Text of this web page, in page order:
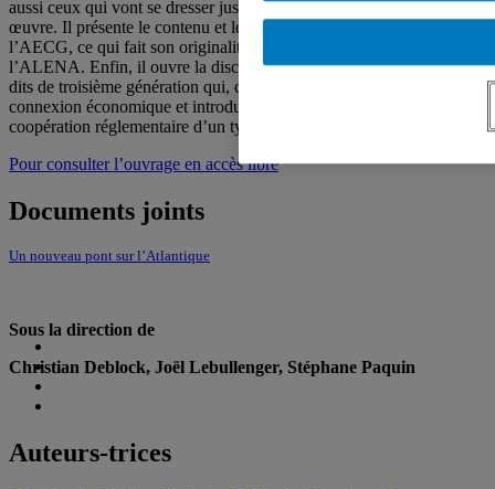
aussi ceux qui vont se dresser jusqu’à sa ratification et sa mise en
œuvre. Il présente le contenu et les principales dispositions de
l’AECG, ce qui fait son originalité et ce qui le distingue de
l’ALENA. Enfin, il ouvre la discussion sur les nouveaux accords
dits de troisième génération qui, comme l’AECG, visent l’inter-
connexion économique et introduisent à cet effet des mécanismes de
coopération réglementaire d’un type nouveau.
Pour consulter l’ouvrage en accès libre
Documents joints
Un nouveau pont sur l’Atlantique
Sous la direction de
Christian Deblock, Joël Lebullenger, Stéphane Paquin
Auteurs-trices